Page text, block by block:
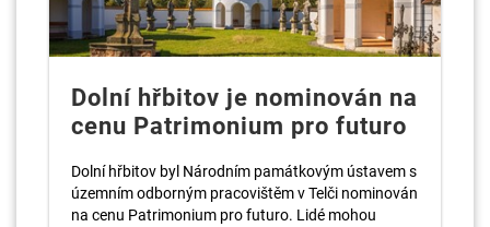
Dolní hřbitov je nominován na
cenu Patrimonium pro futuro
Dolní hřbitov byl Národním památkovým ústavem s
územním odborným pracovištěm v Telči nominován
na cenu Patrimonium pro futuro. Lidé mohou